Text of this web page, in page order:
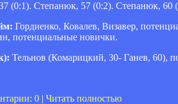
(0:1). Степанюк, 57 (0:2). Степанюк, 60
Гордиенко, Ковалев, Визавер,
потенциальные новички.
Тельнов (Комарицкий, 30- Ганев, 60),
0 | Читать полностью